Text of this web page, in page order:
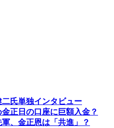
氏単独インタビュー
正日の口座に巨額入金？
軍、金正恩は「共進」？